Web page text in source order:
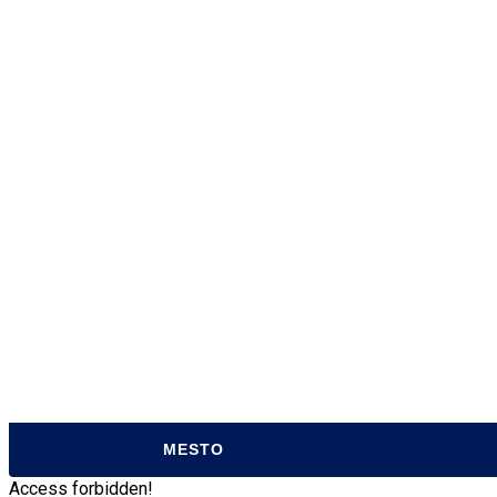
VZN MESTA SABINOV TLAČIVÁ
MESTO
Access forbidden!